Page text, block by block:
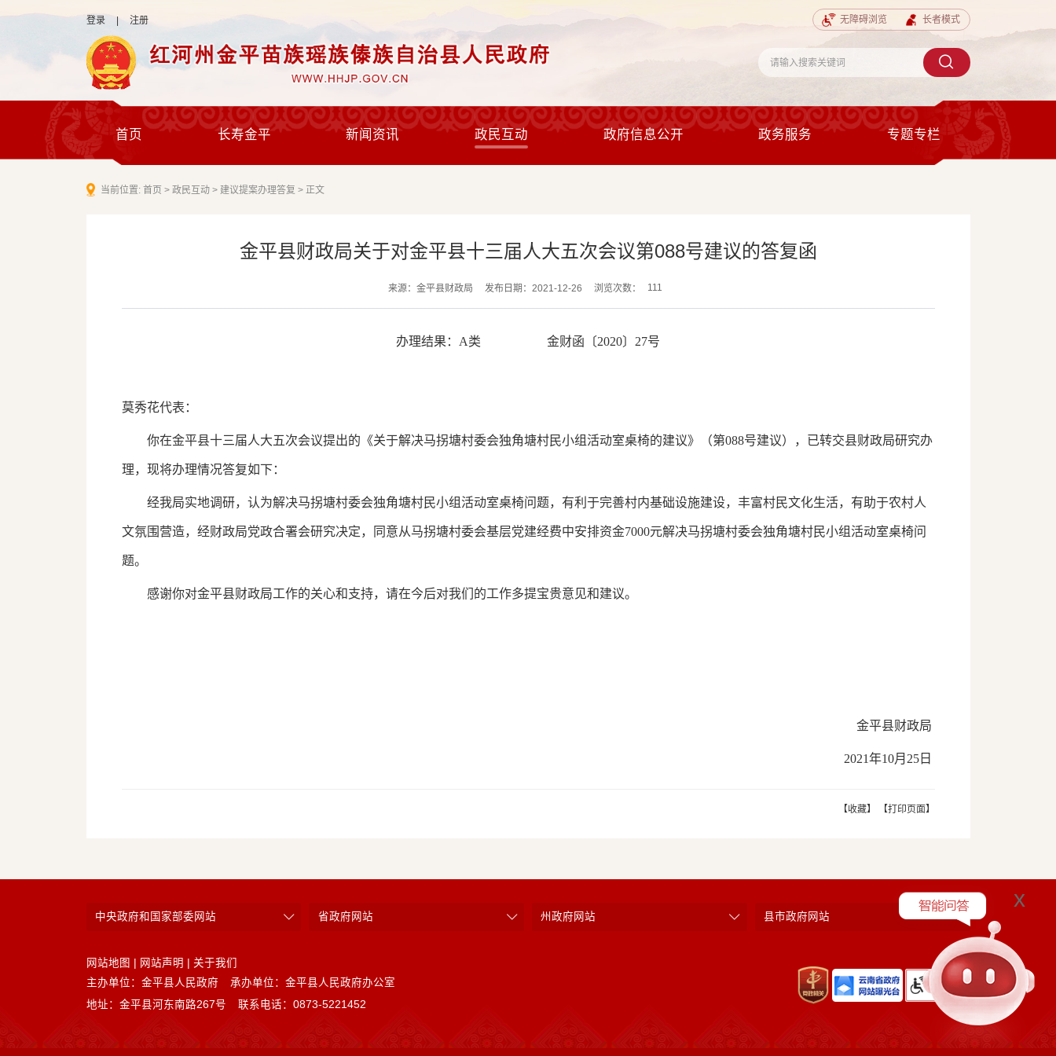
登录 注册 无障碍浏览 长者模式
首页 长寿金平 新闻资讯 政民互动 政府信息公开 政务服务 专题专栏
当前位置:首页 >政民互动 > 建议提案办理答复 > 正文
金平县财政局关于对金平县十三届人大五次会议第088号建议的答复函
来源：金平县财政局 发布日期：2021-12-26 浏览次数： 111
办理结果：A类 金财函〔2020〕27号
莫秀花代表：
你在金平县十三届人大五次会议提出的《关于解决马拐塘村委会独角塘村民小组活动室桌椅的建议》（第088号建议），已转交县财政局研究办
理，现将办理情况答复如下：
经我局实地调研，认为解决马拐塘村委会独角塘村民小组活动室桌椅问题，有利于完善村内基础设施建设，丰富村民文化生活，有助于农村人
文氛围营造，经财政局党政合署会研究决定，同意从马拐塘村委会基层党建经费中安排资金7000元解决马拐塘村委会独角塘村民小组活动室桌椅问
题。
感谢你对金平县财政局工作的关心和支持，请在今后对我们的工作多提宝贵意见和建议。
金平县财政局
2021年10月25日
【收藏】 【打印页面】
中央政府和国家部委网站 省政府网站 州政府网站 县市政府网站
网站地图 网站声明
关于我们
主办单位：金平县人民政府
承办单位：金平县人民政府办公室
地址：金平县河东南路267号
联系电话：0873-5221452
x